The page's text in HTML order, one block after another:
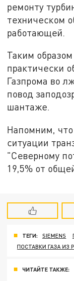
ремонту
техническом
работающей.
Таким
практически
Газпрома во
повод
шантаже.
Напомним,
ситуации
"Северному
19,5% от
ТЕГИ: SIEMENS
ПОСТАВКИ ГАЗА ИЗ
ЧИТАЙТЕ ТАКЖЕ: